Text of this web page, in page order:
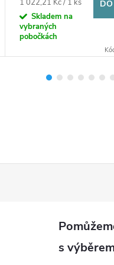
cena:
1 022,21 Kč / 1 ks
Skladem na
vybraných
pobočkách